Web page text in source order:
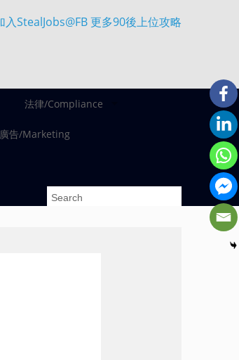
入StealJobs@FB 更多90後上位攻略
法律/Compliance
廣告/Marketing